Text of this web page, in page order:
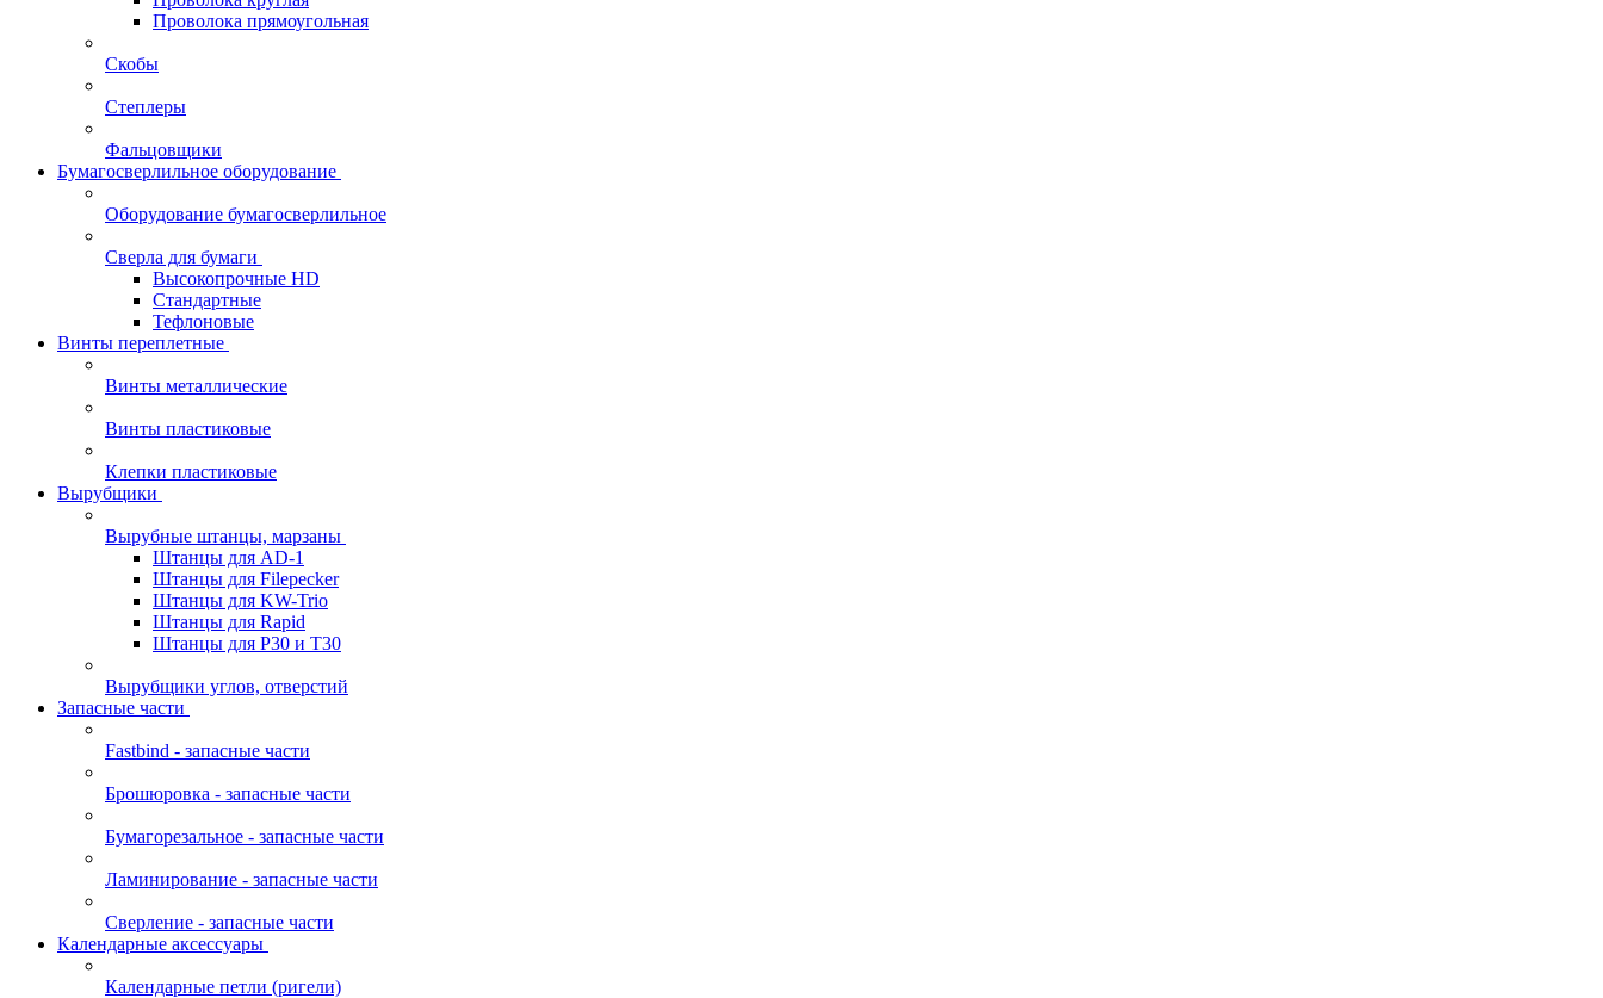
Проволока прямоугольная
Скобы
Степлеры
Фальцовщики
Бумагосверлильное оборудование
Оборудование бумагосверлильное
Сверла для бумаги
Высокопрочные HD
Стандартные
Тефлоновые
Винты переплетные
Винты металлические
Винты пластиковые
Клепки пластиковые
Вырубщики
Вырубные штанцы, марзаны
Штанцы для AD-1
Штанцы для Filepecker
Штанцы для KW-Trio
Штанцы для Rapid
Штанцы для Р30 и Т30
Вырубщики углов, отверстий
Запасные части
Fastbind - запасные части
Брошюровка - запасные части
Бумагорезальное - запасные части
Ламинирование - запасные части
Сверление - запасные части
Календарные аксессуары
Календарные петли (ригели)